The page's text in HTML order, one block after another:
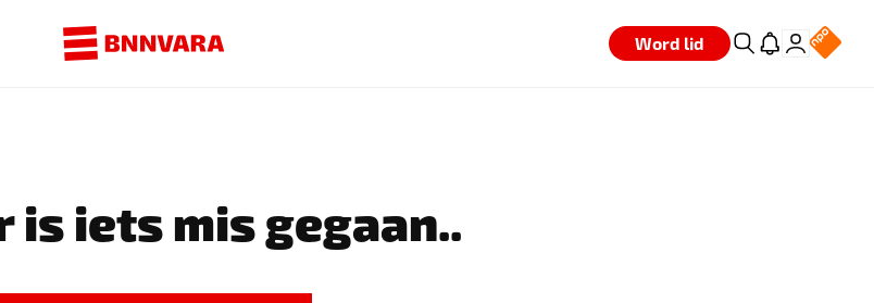
Word lid
is iets mis gegaan..